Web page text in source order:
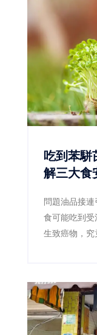
吃到苯駢芘
解三大食
問題油品接
食可能吃到
生致癌物，
食品能立即
線，是確認問
習慣。